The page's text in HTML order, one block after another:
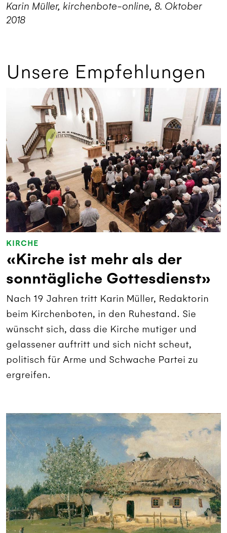
Karin Müller, kirchenbote-online, 8. Oktober
2018
Unsere Empfehlungen
KIRCHE
«Kirche ist mehr als der
sonntägliche Gottesdienst»
Nach 19 Jahren tritt Karin Müller, Redaktorin
beim Kirchenboten, in den Ruhestand. Sie
wünscht sich, dass die Kirche mutiger und
gelassener auftritt und sich nicht scheut,
politisch für Arme und Schwache Partei zu
ergreifen.